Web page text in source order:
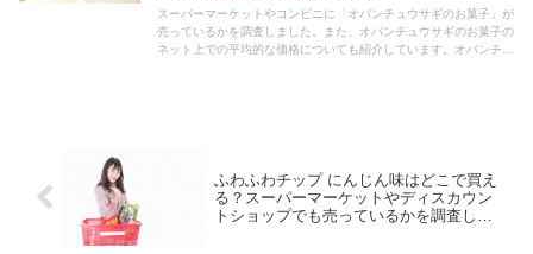
スーパーマーケットやコンビニに「オパンチュウサギのお菓子」が
売っているかを調査しました。また、オパンチュウサギのお菓子の
ネット上での平均的な価格についても紹介しています。オパンチュ
ふわふわチップ にんじん味はどこで買え
る？スーパーマーケットやディスカウン
トショップでも売っているかを調査し、